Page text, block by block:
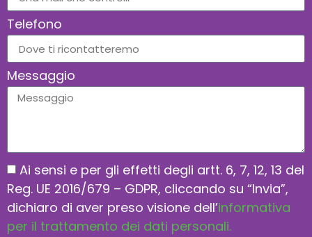
Telefono
Messaggio
Ai sensi e per gli effetti degli artt. 6, 7, 12, 13 del
Reg. UE 2016/679 – GDPR, cliccando su “Invia”,
dichiaro di aver preso visione dell’informativa
per il trattamento dei dati personali.